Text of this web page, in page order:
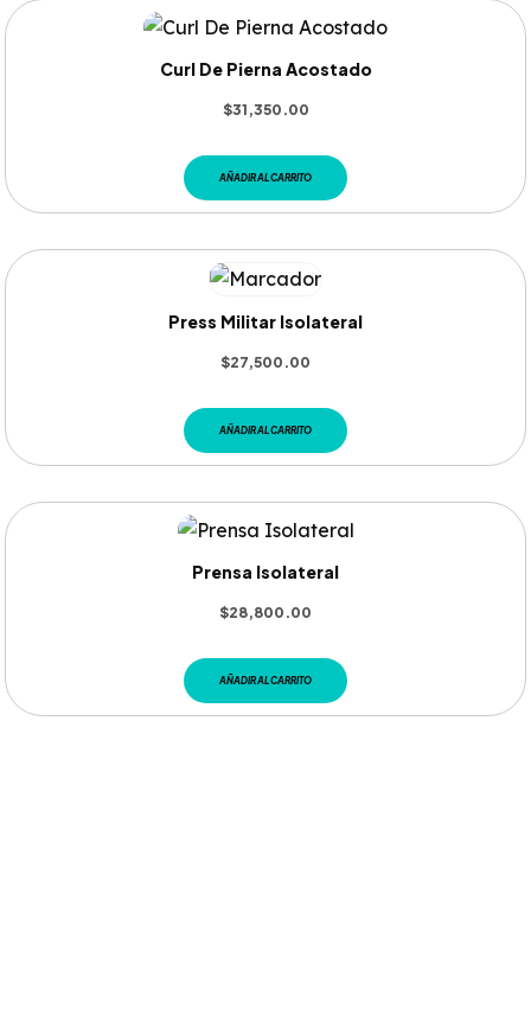
Curl De Pierna Acostado
$31,350.00
AÑADIR AL CARRITO
Press Militar Isolateral
$27,500.00
AÑADIR AL CARRITO
Prensa Isolateral
$28,800.00
AÑADIR AL CARRITO